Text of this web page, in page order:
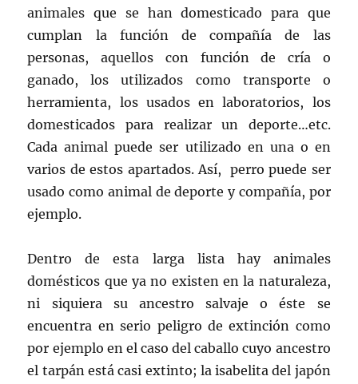
animales que se han domesticado para que
cumplan la función de compañía de las
personas, aquellos con función de cría o
ganado, los utilizados como transporte o
herramienta, los usados en laboratorios, los
domesticados para realizar un deporte…etc.
Cada animal puede ser utilizado en una o en
varios de estos apartados. Así, perro puede ser
usado como animal de deporte y compañía, por
ejemplo.
Dentro de esta larga lista hay animales
domésticos que ya no existen en la naturaleza,
ni siquiera su ancestro salvaje o éste se
encuentra en serio peligro de extinción como
por ejemplo en el caso del caballo cuyo ancestro
el tarpán está casi extinto; la isabelita del japón